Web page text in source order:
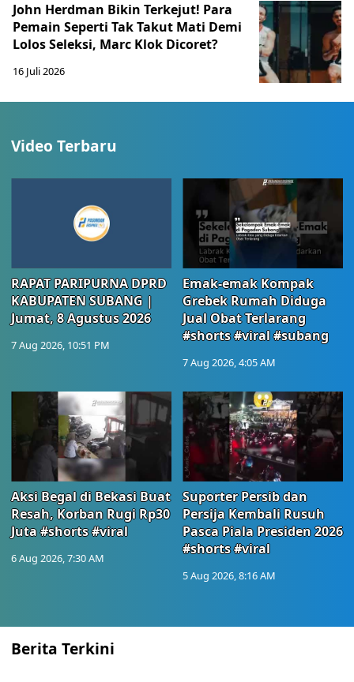
John Herdman Bikin Terkejut! Para
Pemain Seperti Tak Takut Mati Demi
Lolos Seleksi, Marc Klok Dicoret?
16 Juli 2026
Video Terbaru
RAPAT PARIPURNA DPRD
KABUPATEN SUBANG |
Jumat, 8 Agustus 2026
7 Aug 2026, 10:51 PM
Emak-emak Kompak
Grebek Rumah Diduga
Jual Obat Terlarang
#shorts #viral #subang
7 Aug 2026, 4:05 AM
Aksi Begal di Bekasi Buat
Resah, Korban Rugi Rp30
Juta #shorts #viral
6 Aug 2026, 7:30 AM
Suporter Persib dan
Persija Kembali Rusuh
Pasca Piala Presiden 2026
#shorts #viral
5 Aug 2026, 8:16 AM
Berita Terkini